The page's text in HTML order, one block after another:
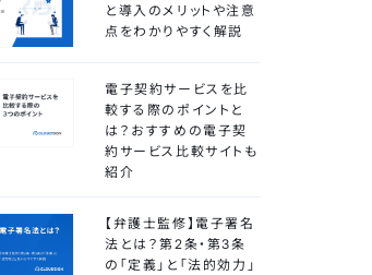
と導入のメリットや注意
点をわかりやすく解説
電子契約サービスを比
較する際のポイントと
は？おすすめの電子契
約サービス比較サイトも
紹介
【弁護士監修】電子署名
法とは？第2条・第3条
の「定義」と「法的効力」